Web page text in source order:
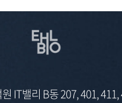
IT밸리 B동 207, 401,